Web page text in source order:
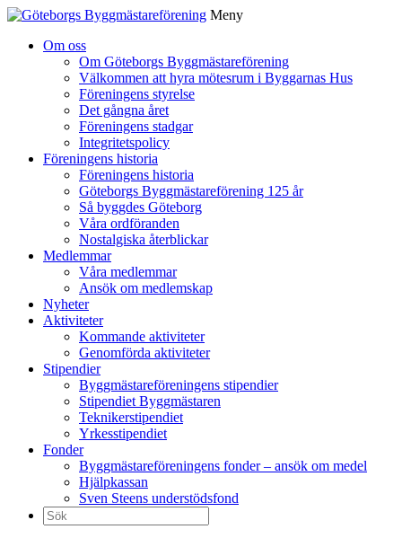
Meny
Om oss
Om Göteborgs Byggmästareförening
Välkommen att hyra mötesrum i Byggarnas Hus
Föreningens styrelse
Det gångna året
Föreningens stadgar
Integritetspolicy
Föreningens historia
Föreningens historia
Göteborgs Byggmästareförening 125 år
Så byggdes Göteborg
Våra ordföranden
Nostalgiska återblickar
Medlemmar
Våra medlemmar
Ansök om medlemskap
Nyheter
Aktiviteter
Kommande aktiviteter
Genomförda aktiviteter
Stipendier
Byggmästareföreningens stipendier
Stipendiet Byggmästaren
Teknikerstipendiet
Yrkesstipendiet
Fonder
Byggmästareföreningens fonder – ansök om medel
Hjälpkassan
Sven Steens understödsfond
Sök
efter: